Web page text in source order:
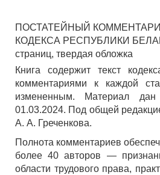
ПОСТАТЕЙНЫЙ
КОДЕКСА РЕСПУБЛИКИ
страниц, твердая обложка
Книга содержит текст
комментариями к каждой
измененным. Материал
01.03.2024. Под общей
А. А. Греченкова.
Полнота комментариев
более 40 авторов —
области трудового права,